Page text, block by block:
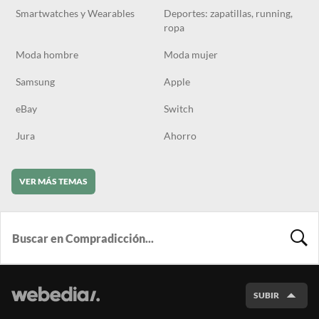
Smartwatches y Wearables
Deportes: zapatillas, running,
ropa
Moda hombre Moda mujer
Samsung Apple
eBay Switch
Jura Ahorro
VER MÁS TEMAS
SUBIR